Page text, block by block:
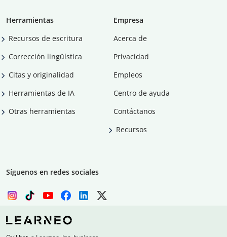
Herramientas
Recursos de escritura
Corrección lingüística
Citas y originalidad
Herramientas de IA
Otras herramientas
Empresa
Acerca de
Privacidad
Empleos
Centro de ayuda
Contáctanos
Recursos
Síguenos en redes sociales